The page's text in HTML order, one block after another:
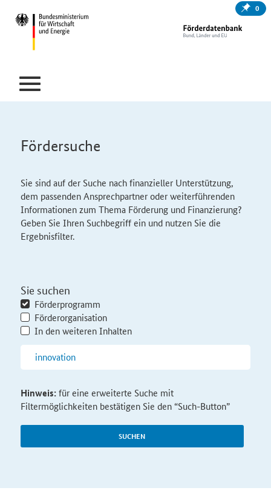
0
Fördersuche
Sie sind auf der Suche nach finanzieller Unterstützung,
dem passenden Ansprechpartner oder weiterführenden
Informationen zum Thema Förderung und Finanzierung?
Geben Sie Ihren Suchbegriff ein und nutzen Sie die
Ergebnisfilter.
Sie suchen
Förderprogramm
Förderorganisation
In den weiteren Inhalten
SUCHEN
Hinweis:für eine erweiterte Suche mit
Filtermöglichkeiten bestätigen Sie den “Such-Button”